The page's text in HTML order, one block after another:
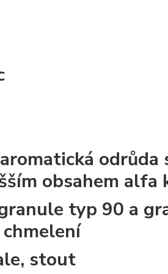
odrůda
obsahem alfa
typ 90 a
stout